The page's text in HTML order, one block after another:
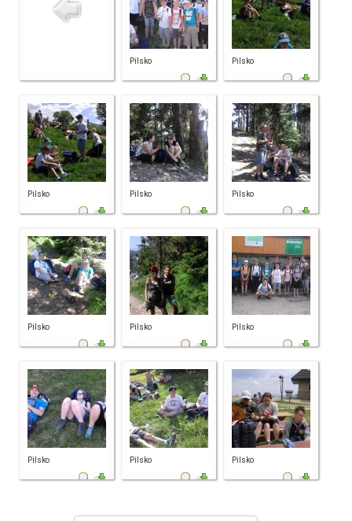
Pilsko Pilsko
Pilsko Pilsko Pilsko
Pilsko Pilsko Pilsko
Pilsko Pilsko Pilsko